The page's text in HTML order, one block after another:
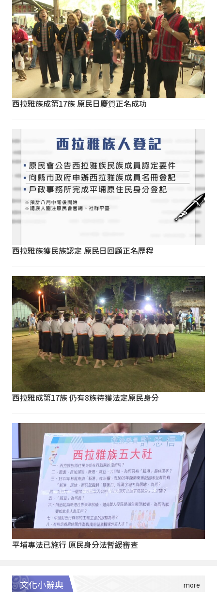
西拉雅族成第17族 原民日慶賀正名成功
西拉雅族獲民族認定 原民日回顧正名歷程
西拉雅成第17族 仍有8族待獲法定原民身分
平埔專法已施行 原民身分法暫緩審查
文化小辭典